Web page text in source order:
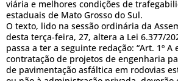
viária e melhores condições de
estaduais de Mato Grosso do Sul.
O texto, lido na sessão ordinária da
desta terça-feira, 27, altera a Lei 6.377/
passa a ter a seguinte redação: “Art. 1º A
contratação de projetos de engenharia
de pavimentação asfáltica em rodovias